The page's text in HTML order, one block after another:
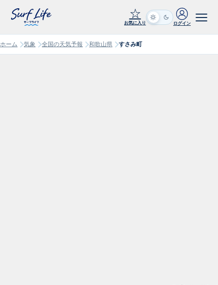
☆
お気に入り ログイン
ホーム 気象 全国の天気予報 和歌山県 すさみ町